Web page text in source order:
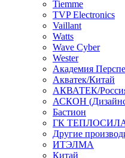
Tiemme
TVP Electronics
Vaillant
Watts
Wave Cyber
Wester
Академия
Акватек/Китай
АКВАТЕК/
АСКОН
Бастион
ГК
Другие
ИТЭЛМА
Китай